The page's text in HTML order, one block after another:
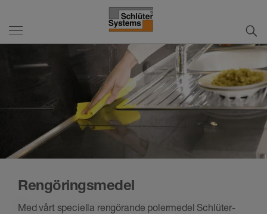
Rengöringsmedel
Med vårt speciella rengörande polermedel Schlüter-